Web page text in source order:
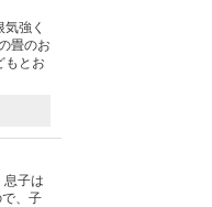
強く
畳のお
もとお
息子は
、子